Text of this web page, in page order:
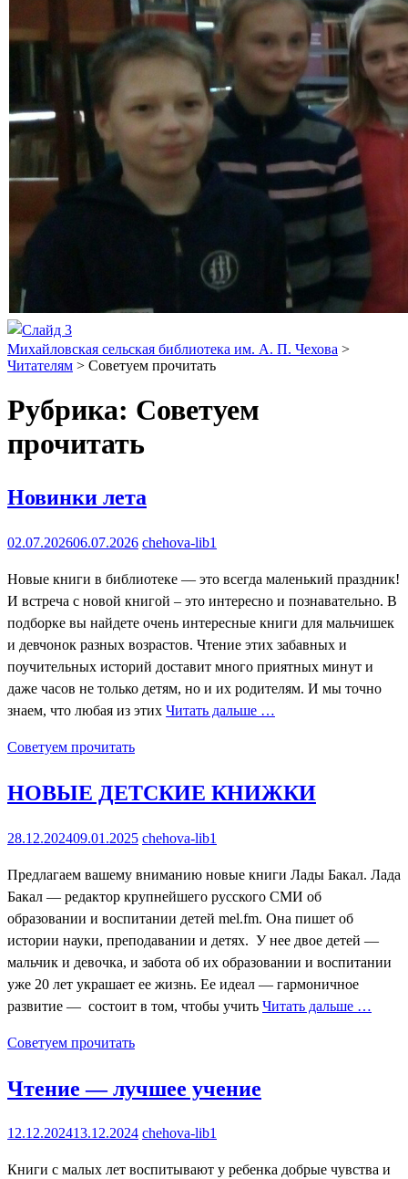
Михайловская сельская библиотека им. А. П. Чехова >
Читателям > Советуем прочитать
Рубрика: Советуем
прочитать
Новинки лета
02.07.202606.07.2026 chehova-lib1
Новые книги в библиотеке — это всегда маленький праздник!
И встреча с новой книгой – это интересно и познавательно. В
подборке вы найдете очень интересные книги для мальчишек
и девчонок разных возрастов. Чтение этих забавных и
поучительных историй доставит много приятных минут и
даже часов не только детям, но и их родителям. И мы точно
знаем, что любая из этих Читать дальше …
Советуем прочитать
НОВЫЕ ДЕТСКИЕ КНИЖКИ
28.12.202409.01.2025 chehova-lib1
Предлагаем вашему вниманию новые книги Лады Бакал. Лада
Бакал — редактор крупнейшего русского СМИ об
образовании и воспитании детей mel.fm. Она пишет об
истории науки, преподавании и детях. У нее двое детей —
мальчик и девочка, и забота об их образовании и воспитании
уже 20 лет украшает ее жизнь. Ее идеал — гармоничное
развитие — состоит в том, чтобы учить Читать дальше …
Советуем прочитать
Чтение — лучшее учение
12.12.202413.12.2024 chehova-lib1
Книги с малых лет воспитывают у ребенка добрые чувства и